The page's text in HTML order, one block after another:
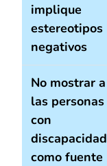
implique
estereotipos
negativos
No mostrar a
las personas
con
discapacidad
como fuente